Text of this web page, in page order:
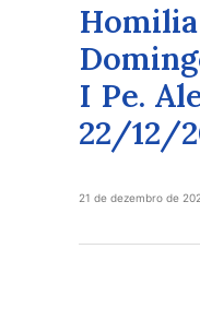
I Pe.
22/12/
21 de dezembro de